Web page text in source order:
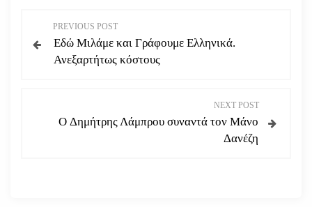
λ
PREVIOUS POST
Εδώ Μιλάμε και Γράφουμε Ελληνικά.
Ανεξαρτήτως κόστους
NEXT POST
O Δημήτρης Λάμπρου συναντά τον Μάνο
Δανέζη